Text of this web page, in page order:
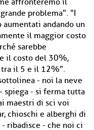
affronteremo il
problema". "I
aumentati andando un
il maggior costo
sarebbe
il costo del 30%,
tra il 5 e il 12%".
- noi la neve
spiega - si ferma tutta
maestri di sci voi
chioschi e alberghi di
ribadisce - che noi ci